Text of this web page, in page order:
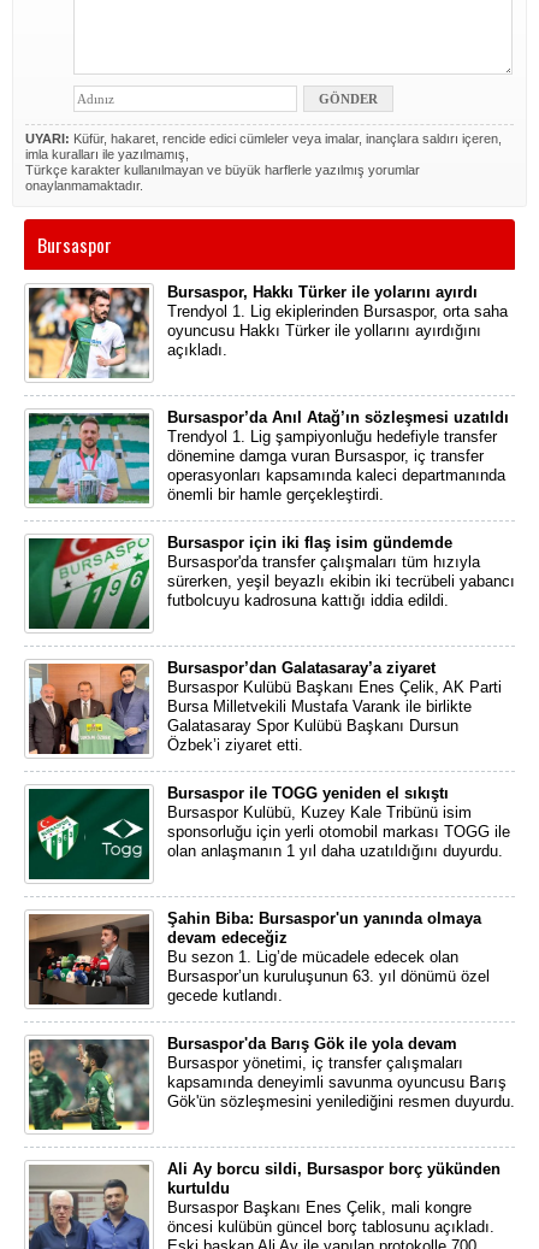
UYARI: Küfür, hakaret, rencide edici cümleler veya imalar, inançlara saldırı içeren,
imla kuralları ile yazılmamış,
Türkçe karakter kullanılmayan ve büyük harflerle yazılmış yorumlar
onaylanmamaktadır.
Bursaspor
Bursaspor, Hakkı Türker ile yolarını ayırdı
Trendyol 1. Lig ekiplerinden Bursaspor, orta saha
oyuncusu Hakkı Türker ile yollarını ayırdığını
açıkladı.
Bursaspor’da Anıl Atağ’ın sözleşmesi uzatıldı
Trendyol 1. Lig şampiyonluğu hedefiyle transfer
dönemine damga vuran Bursaspor, iç transfer
operasyonları kapsamında kaleci departmanında
önemli bir hamle gerçekleştirdi.
Bursaspor için iki flaş isim gündemde
Bursaspor'da transfer çalışmaları tüm hızıyla
sürerken, yeşil beyazlı ekibin iki tecrübeli yabancı
futbolcuyu kadrosuna kattığı iddia edildi.
Bursaspor’dan Galatasaray’a ziyaret
Bursaspor Kulübü Başkanı Enes Çelik, AK Parti
Bursa Milletvekili Mustafa Varank ile birlikte
Galatasaray Spor Kulübü Başkanı Dursun
Özbek’i ziyaret etti.
Bursaspor ile TOGG yeniden el sıkıştı
Bursaspor Kulübü, Kuzey Kale Tribünü isim
sponsorluğu için yerli otomobil markası TOGG ile
olan anlaşmanın 1 yıl daha uzatıldığını duyurdu.
Şahin Biba: Bursaspor'un yanında olmaya
devam edeceğiz
Bu sezon 1. Lig’de mücadele edecek olan
Bursaspor’un kuruluşunun 63. yıl dönümü özel
gecede kutlandı.
Bursaspor'da Barış Gök ile yola devam
Bursaspor yönetimi, iç transfer çalışmaları
kapsamında deneyimli savunma oyuncusu Barış
Gök'ün sözleşmesini yenilediğini resmen duyurdu.
Ali Ay borcu sildi, Bursaspor borç yükünden
kurtuldu
Bursaspor Başkanı Enes Çelik, mali kongre
öncesi kulübün güncel borç tablosunu açıkladı.